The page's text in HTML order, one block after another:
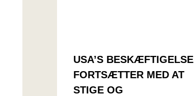
USA’S BESKÆFTIGELSE
FORTSÆTTER MED AT
STIGE OG